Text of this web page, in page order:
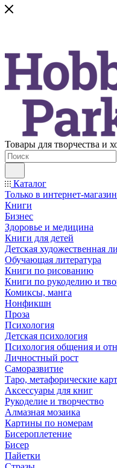
Товары для творчества и
Каталог
Только в интернет-
Книги
Бизнес
Здоровье и медицина
Книги для детей
Детская художественная
Обучающая литература
Книги по рисованию
Книги по рукоделию и
Комиксы, манга
Нонфикшн
Проза
Психология
Детская психология
Психология общения и
Личностный рост
Саморазвитие
Таро, метафорические
Аксессуары для книг
Рукоделие и творчество
Алмазная мозаика
Картины по номерам
Бисероплетение
Бисер
Пайетки